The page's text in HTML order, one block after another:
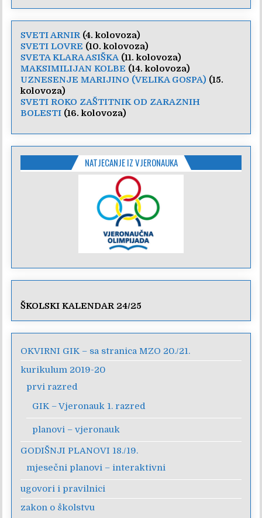
SVETI ARNIR(4. kolovoza)
SVETI LOVRE (10. kolovoza)
SVETA KLARA ASIŠKA (11. kolovoza)
MAKSIMILIJAN KOLBE (14. kolovoza)
UZNESENJE MARIJINO (VELIKA GOSPA) (15.
kolovoza)
SVETI ROKO ZAŠTITNIK OD ZARAZNIH
BOLESTI (16. kolovoza)
NATJECANJE IZ VJERONAUKA
ŠKOLSKI KALENDAR 24/25
OKVIRNI GIK – sa stranica MZO 20./21.
kurikulum 2019-20
prvi razred
GIK – Vjeronauk 1. razred
planovi – vjeronauk
GODIŠNJI PLANOVI 18./19.
mjesečni planovi – interaktivni
ugovori i pravilnici
zakon o školstvu